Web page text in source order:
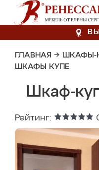
ГЛАВНАЯ → ШКАФЫ-
ШКАФЫ КУПЕ
Шкаф-
Рейтинг: